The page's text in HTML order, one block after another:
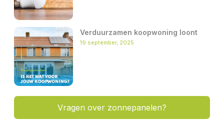
Verduurzamen koopwoning loont
19 september, 2025
Vragen over zonnepanelen?